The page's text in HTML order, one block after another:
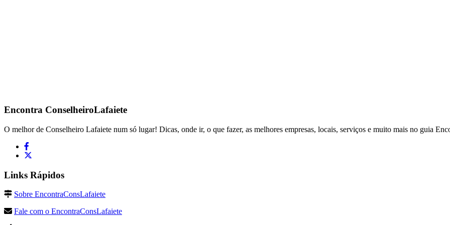
Encontra ConselheiroLafaiete
O melhor de Conselheiro Lafaiete num só lugar! Dicas, onde ir, o que fazer, as melhores empresas, locais, serviços e muito mais no guia
Links Rápidos
Sobre EncontraConsLafaiete
Fale com o EncontraConsLafaiete